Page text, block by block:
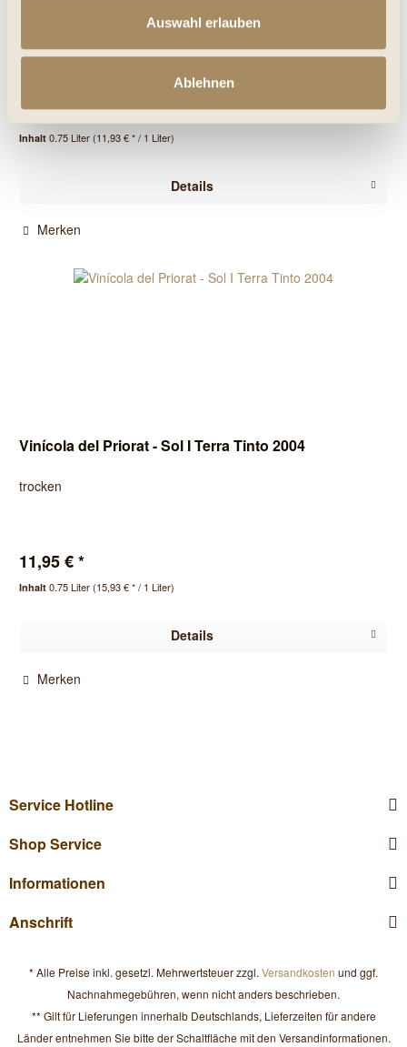
Auswahl erlauben
Ablehnen
8,95 € *
Inhalt0.75 Liter (11,93 € * / 1 Liter)
Details
Merken
Vinícola del Priorat - Sol I Terra Tinto 2004
trocken
11,95 € *
Inhalt0.75 Liter(15,93 € * / 1 Liter)
Details
Merken
Service Hotline
Shop Service
Informationen
Anschrift
* Alle Preise inkl. gesetzl. Mehrwertsteuer zzgl.Versandkosten und ggf.
Nachnahmegebühren, wenn nicht anders beschrieben.
** Gilt für Lieferungen innerhalb Deutschlands, Lieferzeiten für andere
Länder entnehmen Sie bitte der Schaltfläche mit den Versandinformationen.